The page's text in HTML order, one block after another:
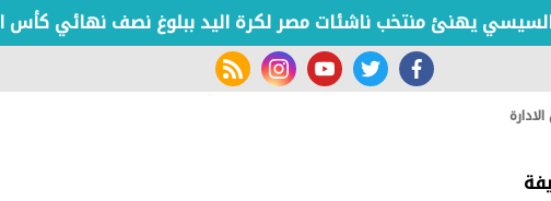
يهنئ منتخب ناشئات مصر لكرة اليد ببلوغ نصف نهائي كأس العالم
facebook
twitter
youtube
instagram
rss feed